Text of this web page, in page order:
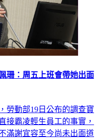
：周五上班會帶她出面
勞動部19日公布的調查寶
接霸凌輕生員工的事實，